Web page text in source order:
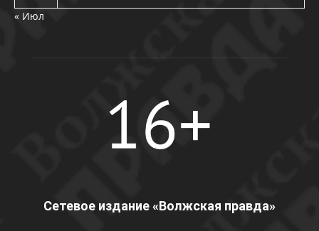
« Июл
Сетевое издание «Волжская правда»